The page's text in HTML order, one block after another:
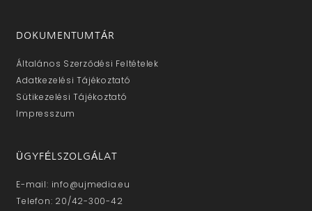
DOKUMENTUMTÁR
Általános Szerződési Feltételek
Adatkezelési Tájékoztató
Sütikezelési Tájékoztató
Impresszum
ÜGYFÉLSZOLGÁLAT
E-mail: info@ujmedia.eu
Telefon: 20/42-300-42